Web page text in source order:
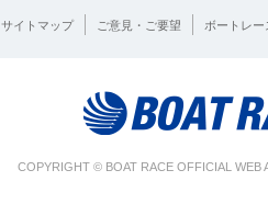
サイトマップ ご意見・ご要望 ボートレー
COPYRIGHT © BOAT RACE OFFICIAL WEB